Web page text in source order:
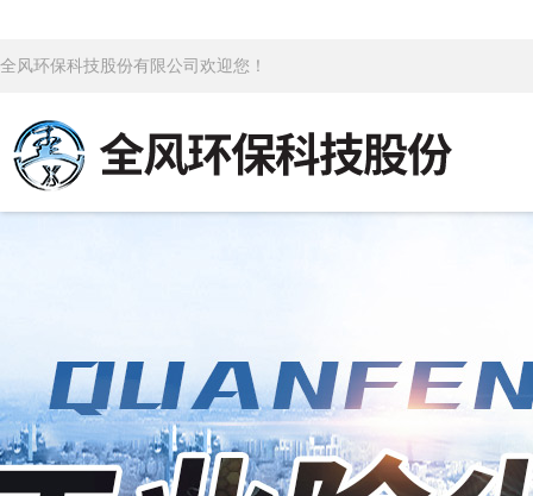
全风环保科技股份有限公司欢迎您！